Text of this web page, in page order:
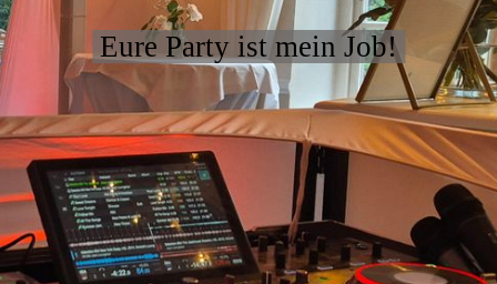
Eure Party ist mein Job!